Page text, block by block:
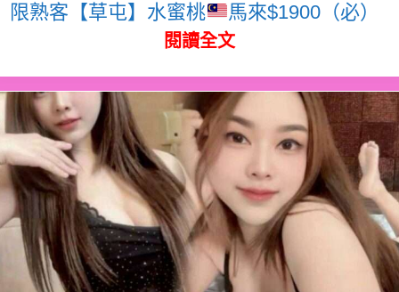
限熟客【草屯】水蜜桃 馬來$1900（必）
閱讀全文